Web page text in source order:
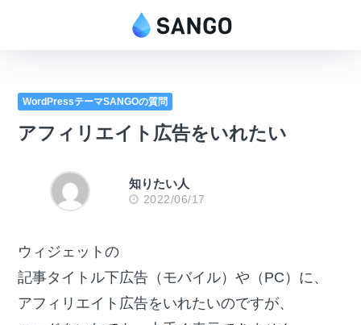
WordPressテーマSANGOの質問
アフィリエイト広告をいれたい
知りたい人
2022/06/17
ウィジェットの
記事タイトル下広告（モバイル）や（PC）に、
アフィリエイト広告をいれたいのですが、